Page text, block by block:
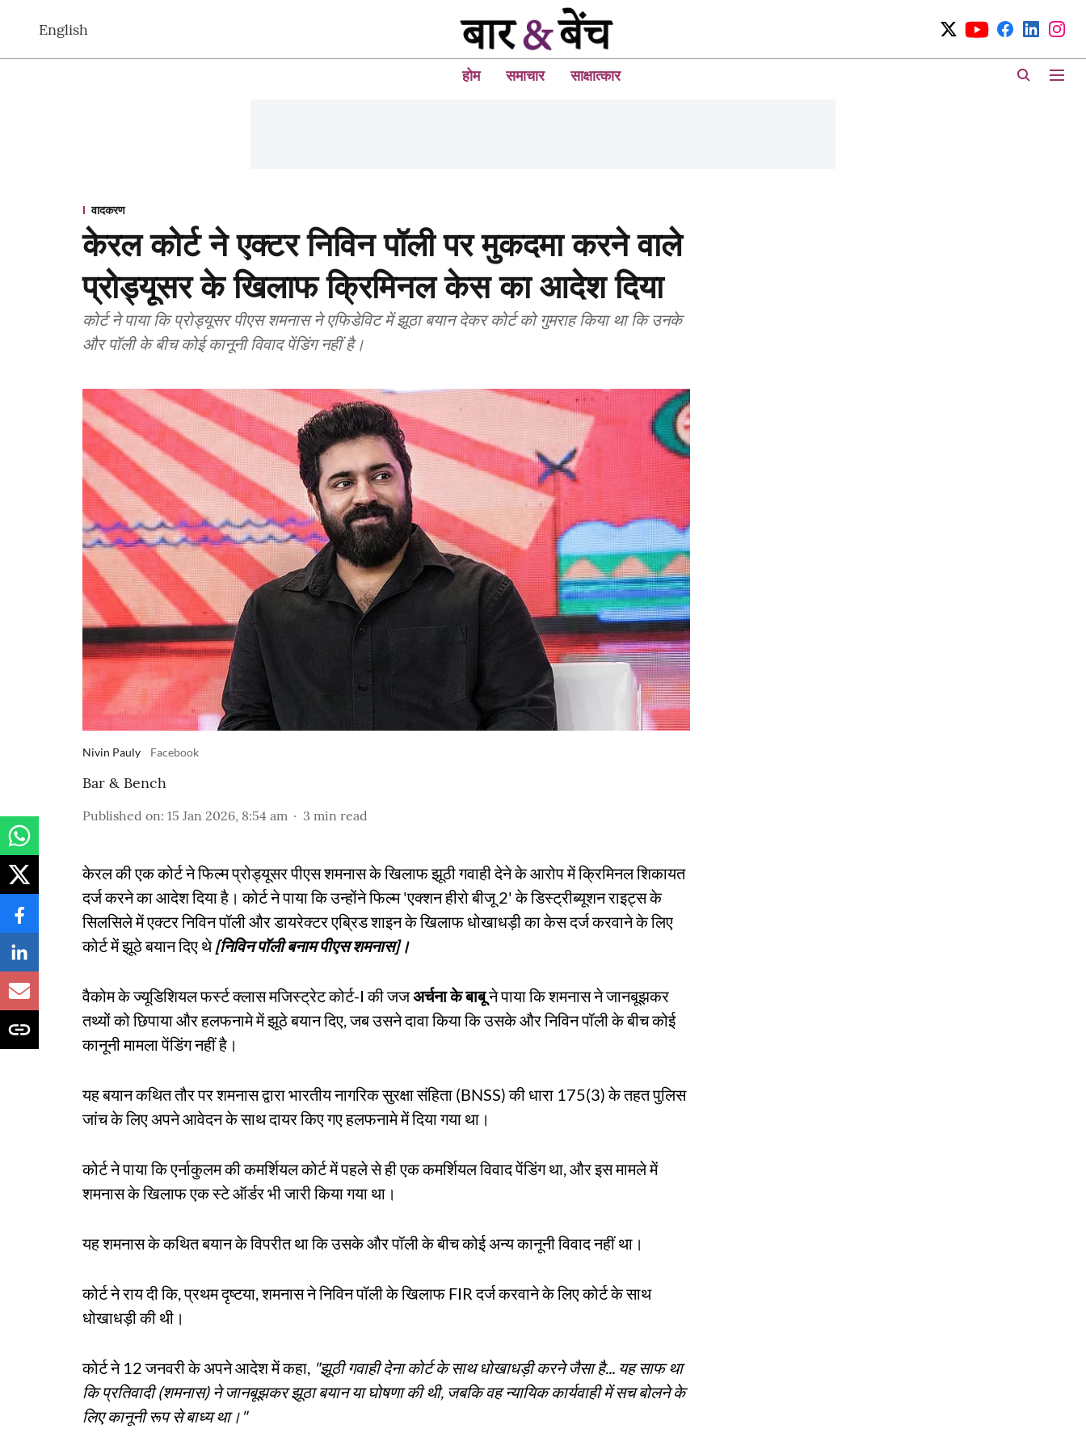
English
होम समाचार साक्षात्कार
वादकरण
केरल कोर्ट ने एक्टर निविन पॉली पर मुकदमा करने वाले
प्रोड्यूसर के खिलाफ क्रिमिनल केस का आदेश दिया
कोर्ट ने पाया कि प्रोड्यूसर पीएस शमनास ने एफिडेविट में झूठा बयान देकर कोर्ट को गुमराह किया था कि उनके
और पॉली के बीच कोई कानूनी विवाद पेंडिंग नहीं है।
Nivin Pauly Facebook
Bar & Bench
Published on: 15 Jan 2026, 8:54 am 3 min read
केरल की एक कोर्ट ने फिल्म प्रोड्यूसर पीएस शमनास के खिलाफ झूठी गवाही देने के आरोप में क्रिमिनल शिकायत
दर्ज करने का आदेश दिया है। कोर्ट ने पाया कि उन्होंने फिल्म 'एक्शन हीरो बीजू 2' के डिस्ट्रीब्यूशन राइट्स के
सिलसिले में एक्टर निविन पॉली और डायरेक्टर एब्रिड शाइन के खिलाफ धोखाधड़ी का केस दर्ज करवाने के लिए
कोर्ट में झूठे बयान दिए थे[निविन पॉली बनाम पीएस शमनास]।
वैकोम के ज्यूडिशियल फर्स्ट क्लास मजिस्ट्रेट कोर्ट-I की जजअर्चना के बाबूने पाया कि शमनास ने जानबूझकर
तथ्यों को छिपाया और हलफनामे में झूठे बयान दिए, जब उसने दावा किया कि उसके और निविन पॉली के बीच कोई
कानूनी मामला पेंडिंग नहीं है।
यह बयान कथित तौर पर शमनास द्वारा भारतीय नागरिक सुरक्षा संहिता (BNSS) की धारा 175(3) के तहत पुलिस
जांच के लिए अपने आवेदन के साथ दायर किए गए हलफनामे में दिया गया था।
कोर्ट ने पाया कि एर्नाकुलम की कमर्शियल कोर्ट में पहले से ही एक कमर्शियल विवाद पेंडिंग था, और इस मामले में
शमनास के खिलाफ एक स्टे ऑर्डर भी जारी किया गया था।
यह शमनास के कथित बयान के विपरीत था कि उसके और पॉली के बीच कोई अन्य कानूनी विवाद नहीं था।
कोर्ट ने राय दी कि, प्रथम दृष्टया, शमनास ने निविन पॉली के खिलाफ FIR दर्ज करवाने के लिए कोर्ट के साथ
धोखाधड़ी की थी।
कोर्ट ने 12 जनवरी के अपने आदेश में कहा, "झूठी गवाही देना कोर्ट के साथ धोखाधड़ी करने जैसा है... यह साफ था
कि प्रतिवादी (शमनास) ने जानबूझकर झूठा बयान या घोषणा की थी, जबकि वह न्यायिक कार्यवाही में सच बोलने के
लिए कानूनी रूप से बाध्य था।"